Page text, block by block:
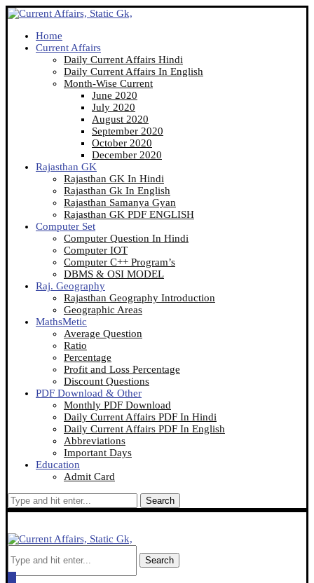
Home
Current Affairs
Daily Current Affairs Hindi
Daily Current Affairs In English
Month-Wise Current
June 2020
July 2020
August 2020
September 2020
October 2020
December 2020
Rajasthan GK
Rajasthan GK In Hindi
Rajasthan Gk In English
Rajasthan Samanya Gyan
Rajasthan GK PDF ENGLISH
Computer Set
Computer Question In Hindi
Computer IOT
Computer C++ Program’s
DBMS & OSI MODEL
Raj. Geography
Rajasthan Geography Introduction
Geographic Areas
MathsMetic
Average Question
Ratio
Percentage
Profit and Loss Percentage
Discount Questions
PDF Download & Other
Monthly PDF Download
Daily Current Affairs PDF In Hindi
Daily Current Affairs PDF In English
Abbreviations
Important Days
Education
Admit Card
Search
Search